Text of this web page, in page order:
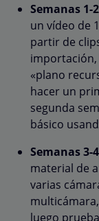
Semanas 1-
un vídeo de
partir de
importación,
«plano
hacer un
segunda
básico
Semanas 3-
material de
varias
luego